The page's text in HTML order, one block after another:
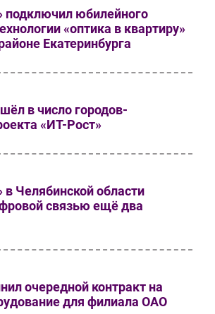
подключил юбилейного
«оптика в квартиру»
Екатеринбурга
в число городов-
«ИТ-Рост»
в Челябинской области
связью ещё два
очередной контракт на
для филиала ОАО